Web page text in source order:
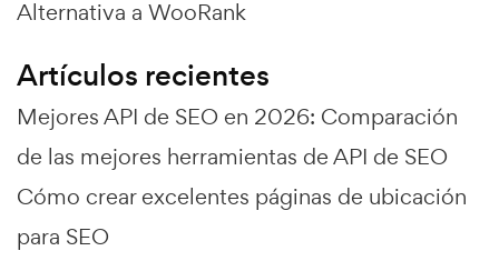
Alternativa a WooRank
Artículos recientes
Mejores API de SEO en 2026: Comparación
de las mejores herramientas de API de SEO
Cómo crear excelentes páginas de ubicación
para SEO